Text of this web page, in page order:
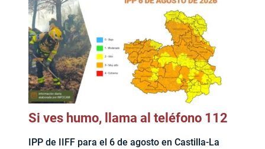
Si ves humo, llama al teléfono 112
IPP de IIFF para el 6 de agosto en Castilla-La